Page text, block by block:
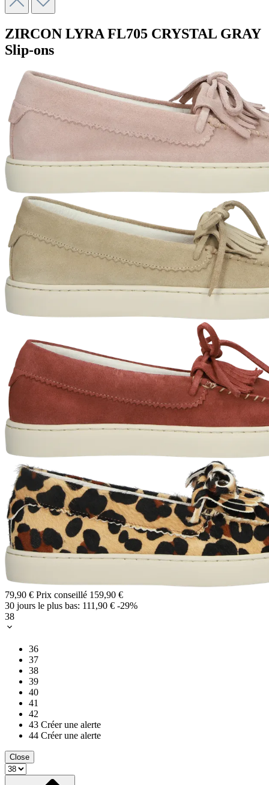
ZIRCON LYRA FL705 CRYSTAL GRAY
Slip-ons
79,90 € Prix conseillé 159,90 €
30 jours le plus bas: 111,90 € -29%
38
36
37
38
39
40
41
42
43 Créer une alerte
44 Créer une alerte
Close